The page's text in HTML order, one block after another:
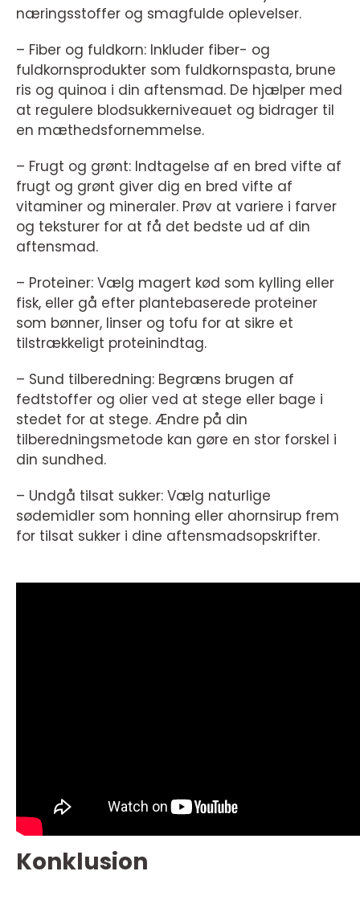
næringsstoffer og smagfulde oplevelser.
– Fiber og fuldkorn: Inkluder fiber- og
fuldkornsprodukter som fuldkornspasta, brune
ris og quinoa i din aftensmad. De hjælper med
at regulere blodsukkerniveauet og bidrager til
en mæthedsfornemmelse.
– Frugt og grønt: Indtagelse af en bred vifte af
frugt og grønt giver dig en bred vifte af
vitaminer og mineraler. Prøv at variere i farver
og teksturer for at få det bedste ud af din
aftensmad.
– Proteiner: Vælg magert kød som kylling eller
fisk, eller gå efter plantebaserede proteiner
som bønner, linser og tofu for at sikre et
tilstrækkeligt proteinindtag.
– Sund tilberedning: Begræns brugen af
fedtstoffer og olier ved at stege eller bage i
stedet for at stege. Ændre på din
tilberedningsmetode kan gøre en stor forskel i
din sundhed.
– Undgå tilsat sukker: Vælg naturlige
sødemidler som honning eller ahornsirup frem
for tilsat sukker i dine aftensmadsopskrifter.
Konklusion